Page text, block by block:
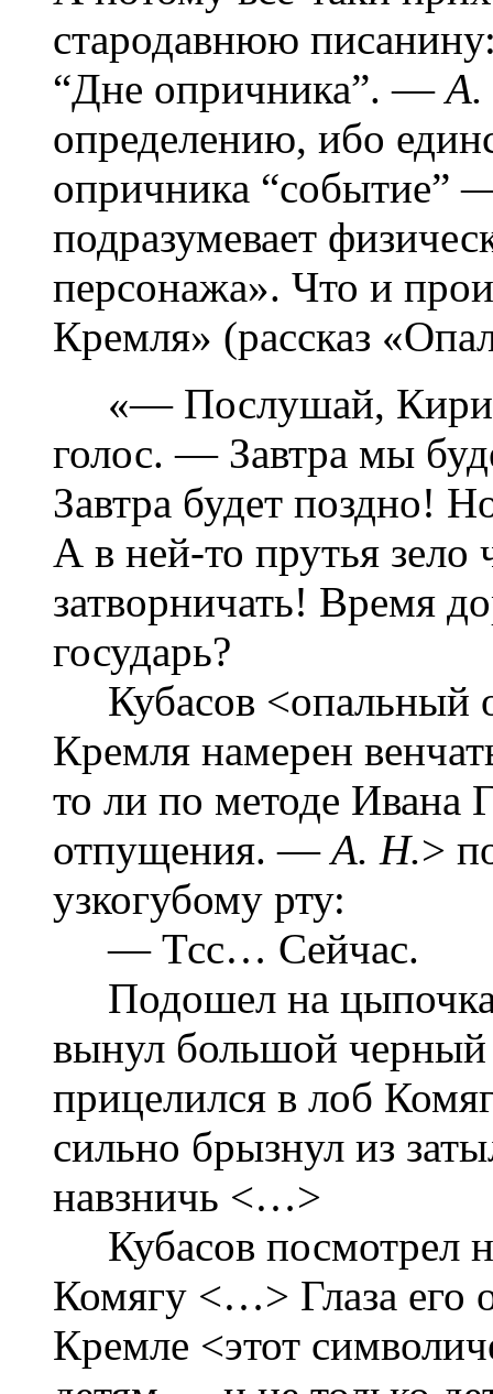
стародавнюю
“Дне опричника”. —
определению, ибо
опричника “событие”
подразумевает
персонажа». Что и
Кремля» (рассказ
«— Послушай,
голос. — Завтра мы
Завтра будет поздно!
А в ней-то прутья зело
затворничать! Время
государь?
Кубасов <опальный
Кремля намерен
то ли по методе Ивана
отпущения. —А. Н.>
узкогубому рту:
— Тсс… Сейчас.
Подошел на
вынул большой черный
прицелился в лоб
сильно брызнул из
навзничь <…>
Кубасов посмотрел
Комягу <…> Глаза его
Кремле <этот